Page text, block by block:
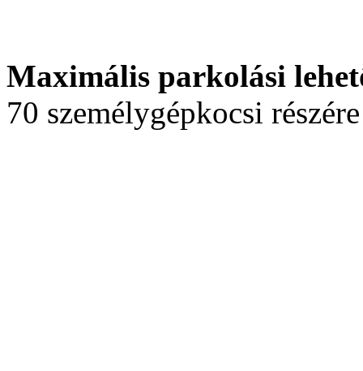
Maximális parkolási
70 személygépkocsi részére